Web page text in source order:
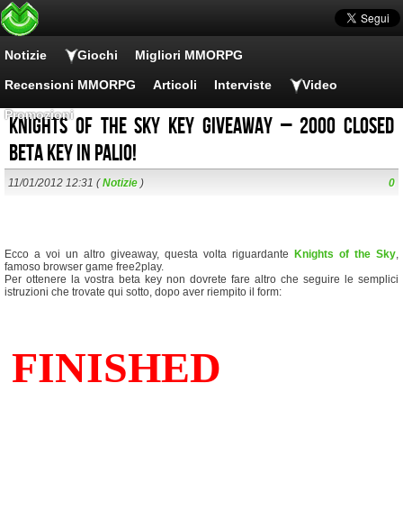
Notizie Giochi Migliori MMORPG
Recensioni MMORPG Articoli Interviste Video
Promozioni
Knights of the Sky key giveaway – 2000 closed
beta key in palio!
11/01/2012 12:31 (Notizie ) 0
Ecco a voi un altro giveaway, questa volta riguardante Knights of the Sky,
famoso browser game free2play.
Per ottenere la vostra beta key non dovrete fare altro che seguire le semplici
istruzioni che trovate qui sotto, dopo aver riempito il form: